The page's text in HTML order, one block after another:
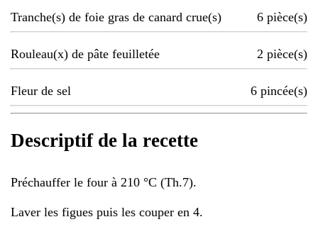
Tranche(s) de foie gras de canard crue(s) 6 pièce(s)
Rouleau(x) de pâte feuilletée 2 pièce(s)
Fleur de sel 6 pincée(s)
Descriptif de la recette
Préchauffer le four à 210 °C (Th.7).
Laver les figues puis les couper en 4.